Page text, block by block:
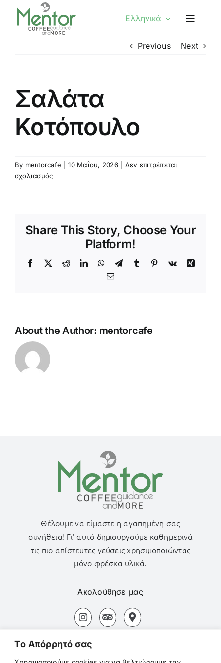
Tο Aπόρρητό σας
Ελληνικά
Previous Next
Σαλάτα
Κοτόπουλο
By mentorcafe 10 Μαΐου, 2026
Δεν επιτρέπεται
σχολιασμόςστο
Share This Story, Choose Your
Platform!
Facebook
TwitterRedditLinkedInWhatsApp
TelegramTumblr Pinterest
Vk
Xing
Email
About the Author: mentorcafe
Θέλουμε να είμαστε η αγαπημένη σας
συνήθεια! Γι’ αυτό δημιουργούμε καθημερινά
τις πιο απίστευτες γεύσεις χρησιμοποιώντας
μόνο φρέσκα υλικά.
Ακολούθησε μας
Αδάμας Μήλος Τ.Κ. 84800